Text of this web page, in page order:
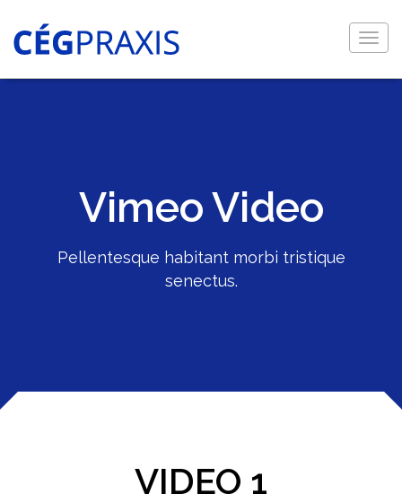
Vimeo Video
Pellentesque habitant morbi tristique
senectus.
VIDEO 1